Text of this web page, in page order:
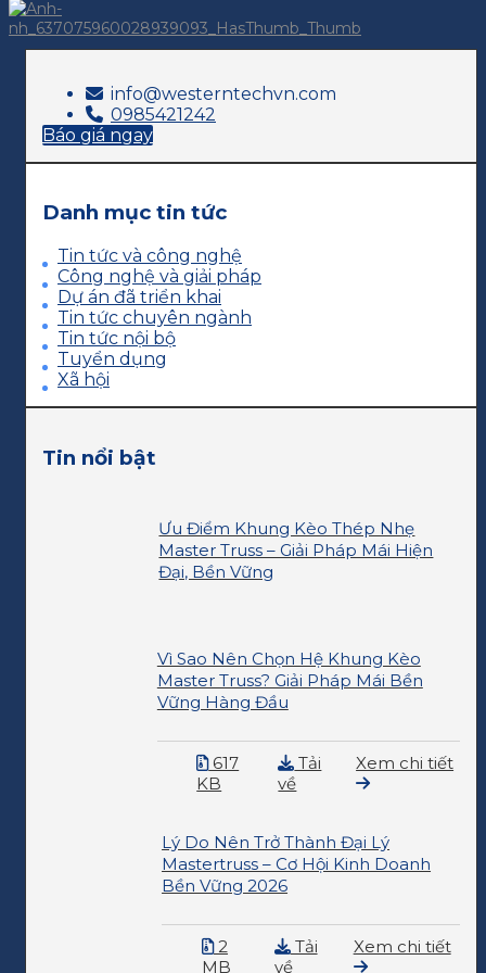
info@westerntechvn.com
0985421242
Báo giá ngay
Danh mục tin tức
Tin tức và công nghệ
Công nghệ và giải pháp
Dự án đã triển khai
Tin tức chuyên ngành
Tin tức nội bộ
Tuyển dụng
Xã hội
Tin nổi bật
Ưu Điểm Khung Kèo Thép Nhẹ
Master Truss – Giải Pháp Mái Hiện
Đại, Bền Vững
Vì Sao Nên Chọn Hệ Khung Kèo
Master Truss? Giải Pháp Mái Bền
Vững Hàng Đầu
617
KB
Tải
về
Xem chi tiết
Lý Do Nên Trở Thành Đại Lý
Mastertruss – Cơ Hội Kinh Doanh
Bền Vững 2026
2
MB
Tải
về
Xem chi tiết